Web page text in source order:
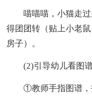
喵喵喵，小猫走过
得团团转（贴上小老
房子）。
(2)引导幼儿看图谱
①教师手指图谱，